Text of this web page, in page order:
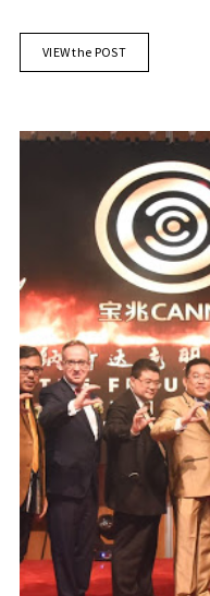
VIEW the POST